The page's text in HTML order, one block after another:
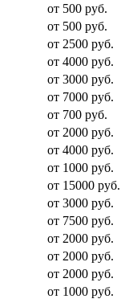
от 500 руб.
от 500 руб.
от 2500 руб.
от 4000 руб.
от 3000 руб.
от 7000 руб.
от 700 руб.
от 2000 руб.
от 4000 руб.
от 1000 руб.
от 15000 руб.
от 3000 руб.
от 7500 руб.
от 2000 руб.
от 2000 руб.
от 2000 руб.
от 1000 руб.